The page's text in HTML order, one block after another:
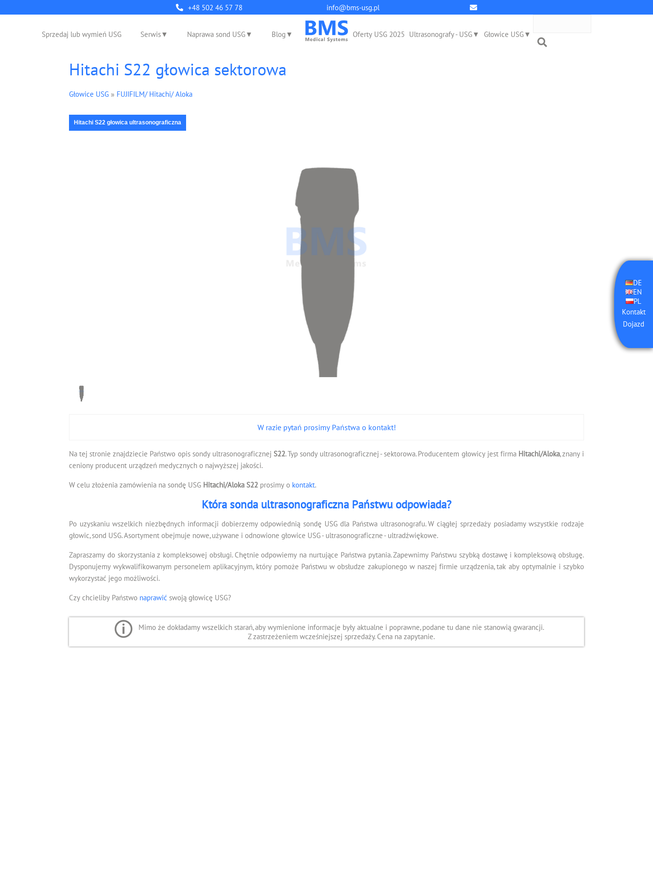
q
+48 502 46 57 78 info@bms-usg.pl
DE
EN
PL
Kontakt
Dojazd
Sprzedaj lub wymień USG Serwis Naprawa sond USG Blog Oferty USG 2025 Ultrasonografy - USG Głowice USG
Hitachi S22 głowica sektorowa
Głowice USG » FUJIFILM/ Hitachi/ Aloka
Hitachi S22 głowica ultrasonograficzna
W razie pytań prosimy Państwa o kontakt!
Na tej stronie znajdziecie Państwo opis sondy ultrasonograficznej S22. Typ sondy ultrasonograficznej - sektorowa. Producentem głowicy jest firma Hitachi/Aloka, znany i
ceniony producent urządzeń medycznych o najwyższej jakości.
W celu złożenia zamówienia na sondę USG Hitachi/Aloka S22 prosimy o kontakt.
Która sonda ultrasonograficzna Państwu odpowiada?
Po uzyskaniu wszelkich niezbędnych informacji dobierzemy odpowiednią sondę USG dla Państwa ultrasonografu. W ciągłej sprzedaży posiadamy wszystkie rodzaje
głowic, sond USG. Asortyment obejmuje nowe, używane i odnowione głowice USG - ultrasonograficzne - ultradźwiękowe.
Zapraszamy do skorzystania z kompleksowej obsługi. Chętnie odpowiemy na nurtujące Państwa pytania. Zapewnimy Państwu szybką dostawę i kompleksową obsługę.
Dysponujemy wykwalifikowanym personelem aplikacyjnym, który pomoże Państwu w obsłudze zakupionego w naszej firmie urządzenia, tak aby optymalnie i szybko
wykorzystać jego możliwości.
Czy chcieliby Państwo naprawić swoją głowicę USG?
Mimo że dokładamy wszelkich starań, aby wymienione informacje były aktualne i poprawne, podane tu dane nie stanowią gwarancji.
Z zastrzeżeniem wcześniejszej sprzedaży. Cena na zapytanie.